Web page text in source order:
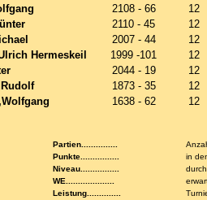
2108 - 66
12
2110 - 45
12
2007 - 44
12
Hermeskeil 1999 -101
12
2044 - 19
12
1873 - 35
12
1638 - 62 12
Partien...............
Punkte................
in
Niveau................
WE....................
Leistung..............